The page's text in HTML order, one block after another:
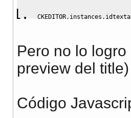
CKEDITOR. instances .
Pero no lo
preview del title)
Código